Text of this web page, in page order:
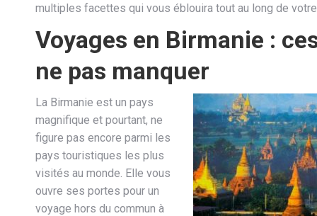
multiples facettes qui vous éblouira tout au long de
Voyages en Birmanie :
ne pas manquer
La Birmanie est un pays
magnifique et pourtant, ne
figure pas encore parmi les
pays touristiques les plus
visités au monde. Elle vous
ouvre ses portes pour un
voyage hors du commun à